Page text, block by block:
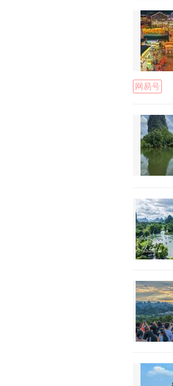
网易号